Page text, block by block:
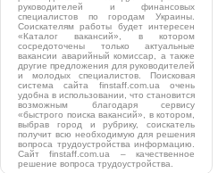
руководителей и финансовых
специалистов по городам Украины.
Соискателям работы будет интересен
«Каталог вакансий», в котором
сосредоточены только актуальные
вакансии аварийный комиссар, а также
другие предложения для руководителей
и молодых специалистов. Поисковая
система сайта finstaff.com.ua очень
удобна в использовании, что становится
возможным благодаря сервису
«быстрого поиска вакансий», в котором,
выбрав город и рубрику, соискатель
получит всю необходимую для решения
вопроса трудоустройства информацию.
Сайт finstaff.com.ua – качественное
решение вопроса трудоустройства.